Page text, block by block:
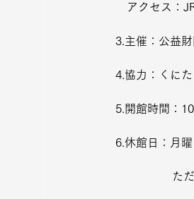
アクセス：
3.主催：公益
4.協力：くに
5.開館時間：
6.休館日：月曜
ただ